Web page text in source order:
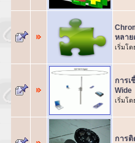
หลาย
เริ่มโด
การเ
Wide
เริ่มโด
การ